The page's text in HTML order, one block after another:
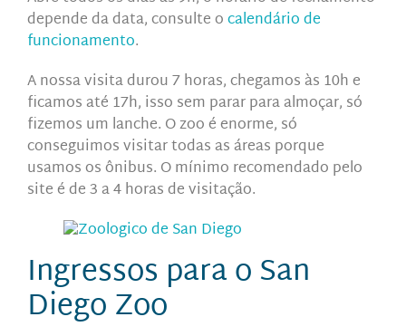
depende da data, consulte ocalendário de
funcionamento.
A nossa visitadurou 7 horas, chegamos às 10h e
ficamos até 17h, isso sem parar para almoçar, só
fizemos um lanche. O zoo é enorme, só
conseguimos visitar todas as áreas porque
usamos os ônibus. O mínimo recomendado pelo
site é de 3 a 4 horas de visitação.
Ingressos para o San
Diego Zoo